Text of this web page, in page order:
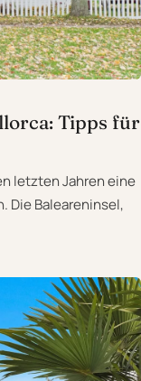
Tipps für
letzten Jahren eine
Die Baleareninsel,